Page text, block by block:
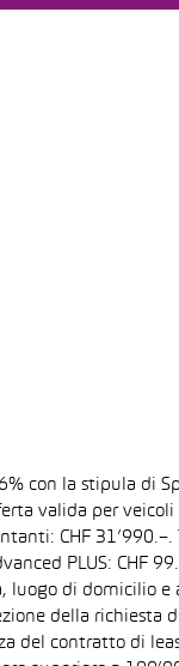
con la stipula di
valida per
CHF
PLUS: CHF
luogo di
della richiesta
del contratto di